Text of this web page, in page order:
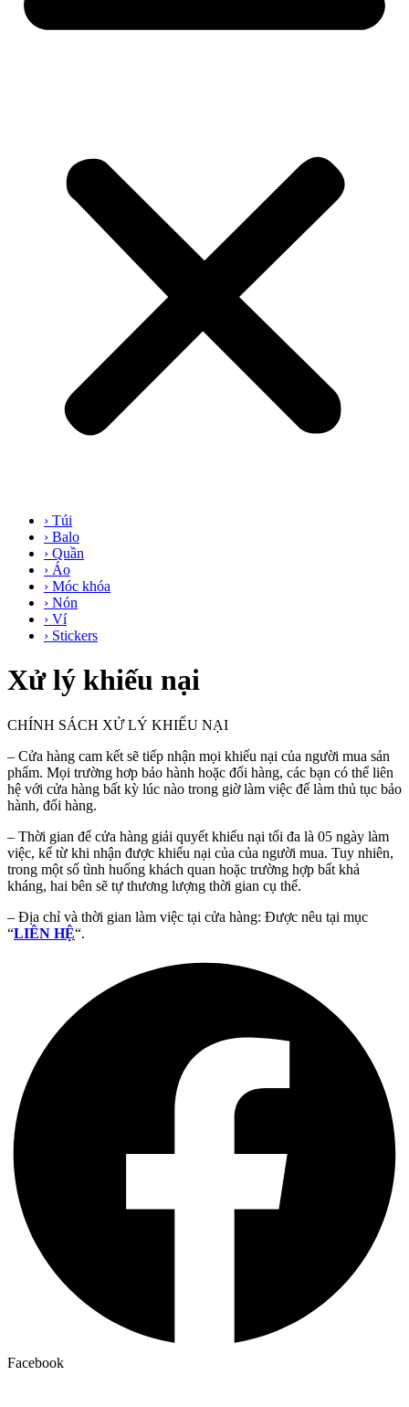
› Túi
› Balo
› Quần
› Áo
› Móc khóa
› Nón
› Ví
› Stickers
Xử lý khiếu nại
CHÍNH SÁCH XỬ LÝ KHIẾU NẠI
– Cửa hàng cam kết sẽ tiếp nhận mọi khiếu nại của người mua sản
phẩm. Mọi trường hơp bảo hành hoặc đổi hàng, các bạn có thể liên
hệ với cửa hàng bất kỳ lúc nào trong giờ làm việc để làm thủ tục bảo
hành, đổi hàng.
– Thời gian để cửa hàng giải quyết khiếu nại tối đa là 05 ngày làm
việc, kể từ khi nhận được khiếu nại của của người mua. Tuy nhiên,
trong một số tình huống khách quan hoặc trường hợp bất khả
kháng, hai bên sẽ tự thương lượng thời gian cụ thể.
– Địa chỉ và thời gian làm việc tại cửa hàng: Được nêu tại mục
“LIÊN HỆ“.
Facebook